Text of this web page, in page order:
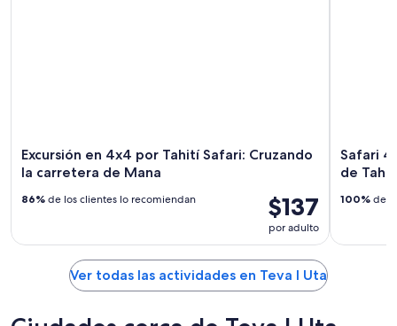
Excursión en 4x4 por Tahití Safari: Cruzando
la carretera de Mana
$137
por adulto
86% de los clientes lo recomiendan
Safari
de
100% de
Ver todas las actividades en Teva I Uta